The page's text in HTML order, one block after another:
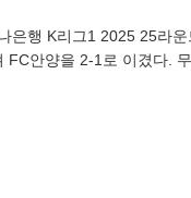
행 K리그1 2025 25라
안양을 2-1로 이겼다.